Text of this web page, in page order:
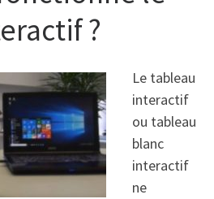
?
Le tableau
interactif
ou tableau
blanc
interactif
ne